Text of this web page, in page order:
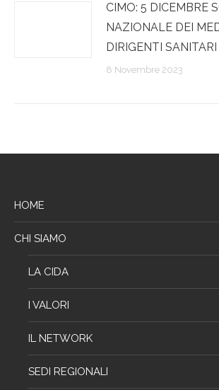
CIMO: 5 DICEMBRE
NAZIONALE DEI
DIRIGENTI SANITARI
8 Novembre 2023
HOME
CHI SIAMO
LA CIDA
I VALORI
IL NETWORK
SEDI REGIONALI